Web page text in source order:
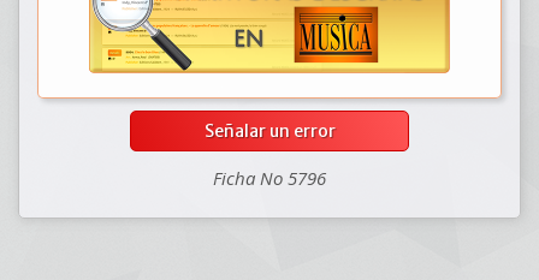
Señalar un error
Ficha No 5796